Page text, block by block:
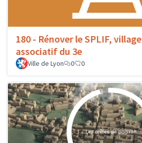
180 - Rénover le SPLIF, village
associatif du 3e
Ville de Lyon
0 0